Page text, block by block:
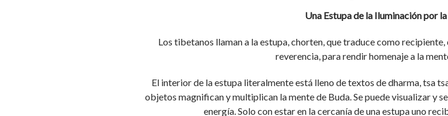
Una Estupa de la Iluminación por
Los tibetanos llaman a la estupa, chorten, que traduce como
reverencia, para rendir homenaje a la
El interior de la estupa literalmente está lleno de textos de dharma, tsa
objetos magnifican y multiplican la mente de Buda. Se puede visualizar y
energía. Solo con estar en la cercanía de una estupa uno